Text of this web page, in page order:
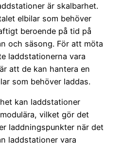
är skalbarhet.
elbilar som behöver
beroende på tid på
och säsong. För att möta
laddstationerna vara
att de kan hantera en
som behöver laddas.
kan laddstationer
vilket gör det
laddningspunkter när det
laddstationer vara